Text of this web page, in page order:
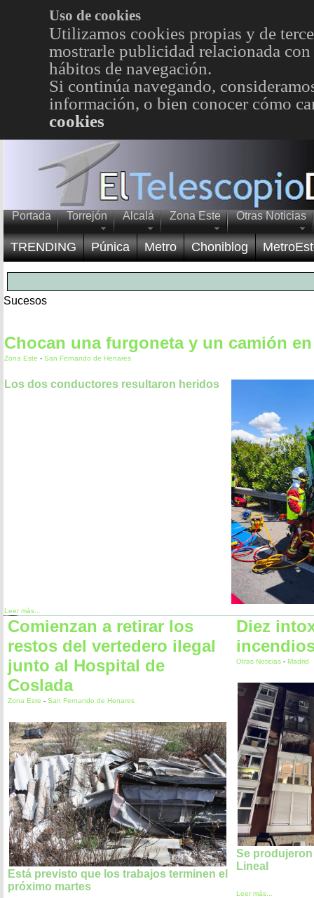
Uso de cookies
Utilizamos cookies propias y de
mostrarle publicidad relacionada
hábitos de navegación.
Si continúa navegando,
información, o bien conocer cómo
cookies
Portada Torrejón Alcalá Zona Este Otras Noticias
TRENDING Púnica Metro Choniblog
Sucesos
Chocan una furgoneta y un camión
Zona Este - San Fernando de Henares
Los dos conductores resultaron heridos
Leer más...
Comienzan a retirar los
restos del vertedero ilegal
junto al Hospital de
Coslada
Zona Este - San Fernando de Henares
Está previsto que los trabajos terminen el
próximo martes
Diez
Otras Noticias - Madrid
Se
Lineal
Leer más...